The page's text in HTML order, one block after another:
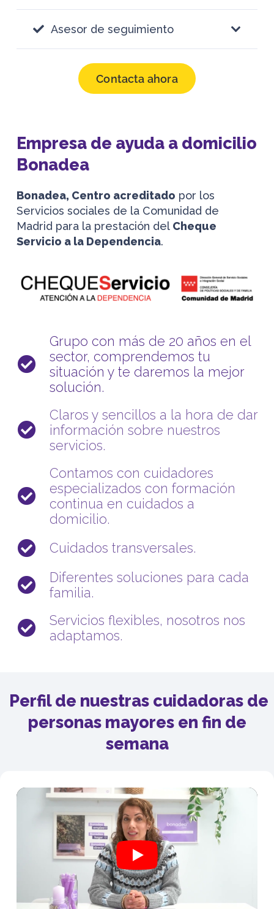
Asesor de seguimiento
Contacta ahora
Empresa de ayuda a domicilio
Bonadea
Bonadea, Centro acreditado por los
Servicios sociales de la Comunidad de
Madrid para la prestación del Cheque
Servicio a la Dependencia.
Grupo con más de 20 años en el
sector, comprendemos tu
situación y te daremos la mejor
solución.
Claros y sencillos a la hora de dar
información sobre nuestros
servicios.
Contamos con cuidadores
especializados con formación
continua en cuidados a
domicilio.
Cuidados transversales.
Diferentes soluciones para cada
familia.
Servicios flexibles, nosotros nos
adaptamos.
Perfil de nuestras cuidadoras de
personas mayores en fin de
semana